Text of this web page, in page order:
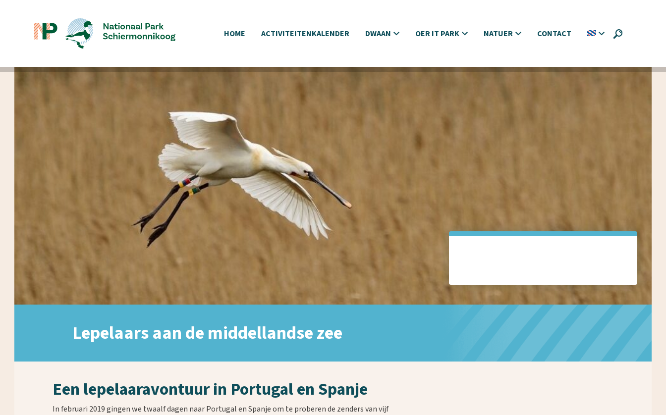
HOME ACTIVITEITENKALENDER DWAAN OER IT PARK NATUER CONTACT
Lepelaars aan de middellandse zee
Een lepelaaravontuur in Portugal en Spanje
In februari 2019 gingen we twaalf dagen naar Portugal en Spanje om te proberen de zenders van vijf